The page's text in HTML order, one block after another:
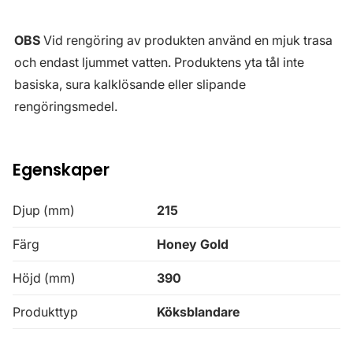
OBS Vid rengöring av produkten använd en mjuk trasa
och endast ljummet vatten. Produktens yta tål inte
basiska, sura kalklösande eller slipande
rengöringsmedel.
Egenskaper
Djup (mm) 215
Färg Honey Gold
Höjd (mm) 390
Produkttyp Köksblandare